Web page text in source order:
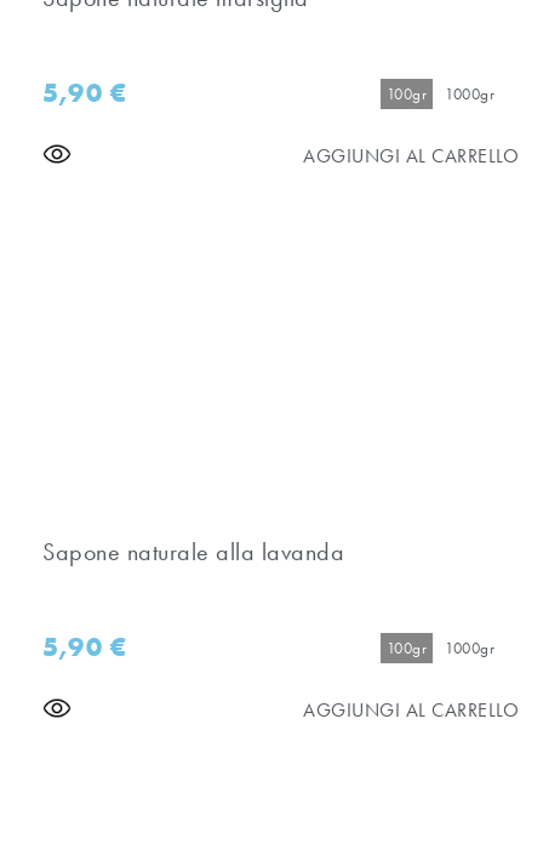
5,90€ 100gr 1000gr
AGGIUNGI AL CARRELLO
Sapone naturale alla lavanda
5,90€ 100gr 1000gr
AGGIUNGI AL CARRELLO